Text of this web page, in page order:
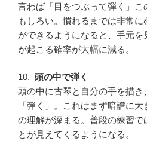
言わば「目をつぶって弾く」こ
もしろい。慣れるまでは非常
ができるようになると、手元を
が起こる確率が大幅に減る。
10. 頭の中で弾く
頭の中に古琴と自分の手を描き
「弾く」。これはまず暗譜に
の理解が深まる。普段の練習で
とが見えてくるようになる。